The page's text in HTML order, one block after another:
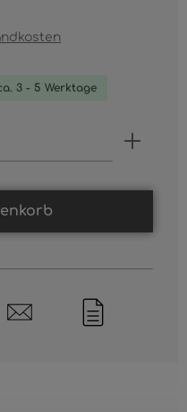
3 - 5 Werktage
den